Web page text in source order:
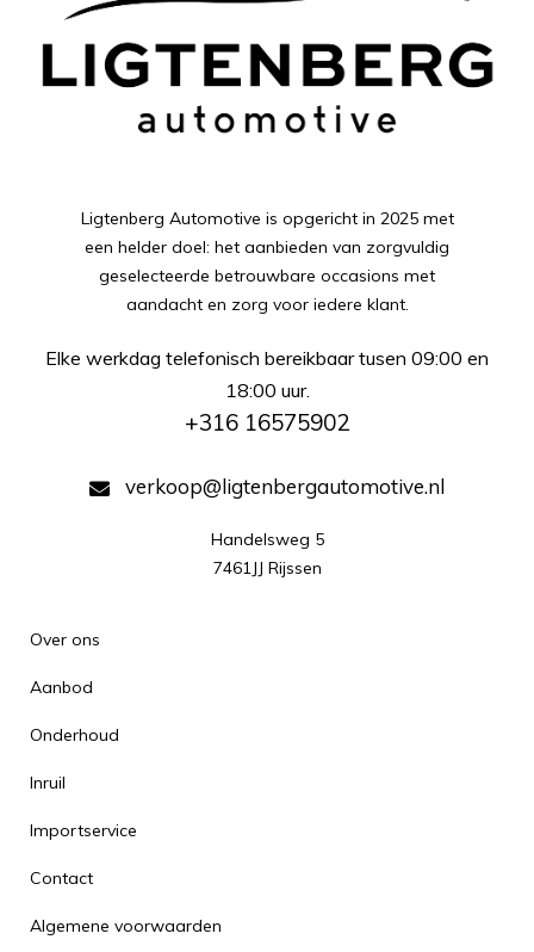
Ligtenberg Automotive is opgericht in 2025 met
een helder doel: het aanbieden van zorgvuldig
geselecteerde betrouwbare occasions met
aandacht en zorg voor iedere klant.
Elke werkdag telefonisch bereikbaar tusen 09:00 en
18:00 uur.
+316 16575902
verkoop@ligtenbergautomotive.nl
Handelsweg 5
7461JJ Rijssen
Over ons
Aanbod
Onderhoud
Inruil
Importservice
Contact
Algemene voorwaarden